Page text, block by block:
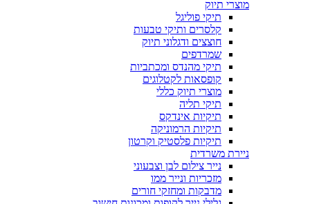
מוצרי תיוק
תיקי פוליגל
קלסרים ותיקי טבעות
חוצצים ודגלוני תיוק
שמרדפים
תיקי מהנדס ומכתביות
קופסאות לקטלוגים
מוצרי תיוק כללי
תיקי תליה
תיקיות אינדקס
תיקיות הרמוניקה
תיקיות פלסטיק וקרטון
ניירת משרדית
נייר צילום לבן וצבעוני
מזכריות ונייר ממו
מדבקות ומחזקי חורים